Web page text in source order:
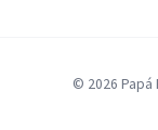
© 2026 Papá